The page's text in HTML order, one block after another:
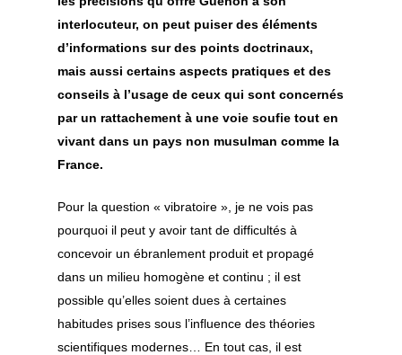
interlocuteur, on peut puiser des éléments
d’informations sur des points doctrinaux,
mais aussi certains aspects pratiques et des
conseils à l’usage de ceux qui sont concernés
par un rattachement à une voie soufie tout en
vivant dans un pays non musulman comme la
France.
Pour la question « vibratoire », je ne vois pas
pourquoi il peut y avoir tant de difficultés à
concevoir un ébranlement produit et propagé
dans un milieu homogène et continu ; il est
possible qu’elles soient dues à certaines
habitudes prises sous l’influence des théories
scientifiques modernes… En tout cas, il est